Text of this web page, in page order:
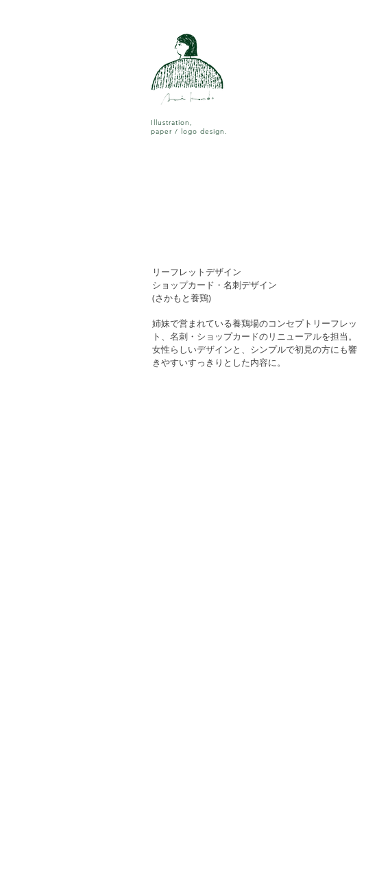
Illustration,
paper / logo design.
リーフレットデザイン
ショップカード・名刺デザイン
(さかもと養鶏)
姉妹で営まれている養鶏場のコンセプトリーフレッ
ト、名刺・ショップカードのリニューアルを担当。
女性らしいデザインと、シンプルで初見の方にも響
きやすいすっきりとした内容に。